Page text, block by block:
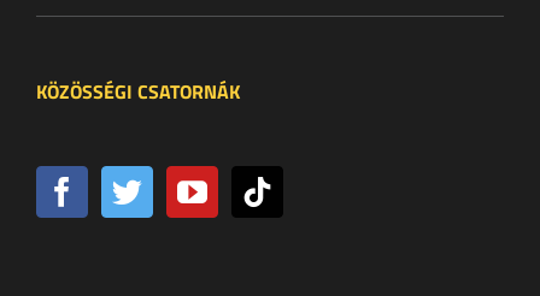
KÖZÖSSÉGI CSATORNÁK